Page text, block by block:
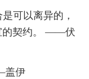
可以离异的，
的契约。 ——伏
盖伊